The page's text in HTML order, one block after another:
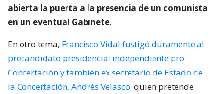
abierta la puerta a la presencia de un comunista
en un eventual Gabinete.
En otro tema, Francisco Vidal fustigó duramente al
precandidato presidencial independiente pro
Concertación y también ex secretario de Estado de
la Concertación, Andrés Velasco, quien pretende